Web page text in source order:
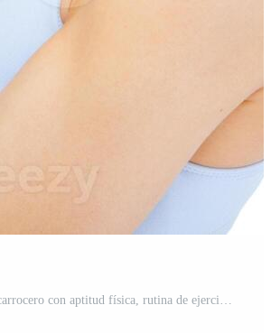
Bosquejo, pesas y carrocero con aptitud física, rutina de ejercicio o bienestar en blanco estudio antecedentes. retrato, atleta sonrisa y mujer para ejercicio, actuación y equipo para músculo formación o salud Foto Pro